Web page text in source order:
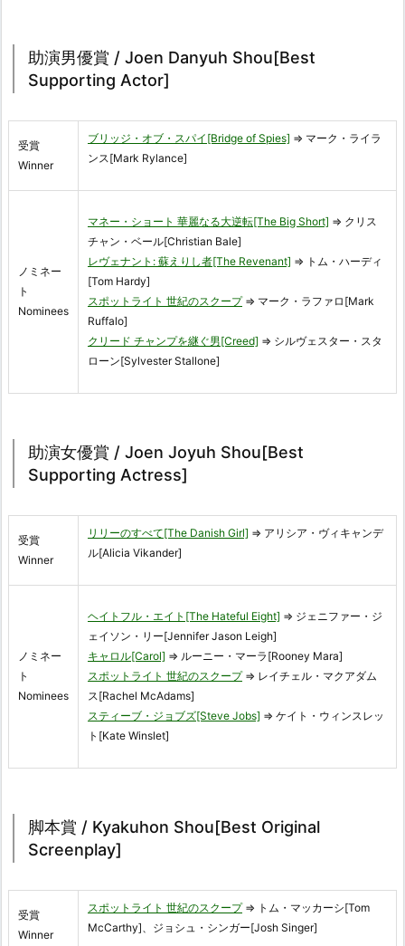
助演男優賞 / Joen Danyuh Shou[Best
Supporting Actor]
受賞
Winner
ブリッジ・オブ・スパイ[Bridge of Spies] ⇒ マーク・ライラ
ンス[Mark Rylance]
ノミネー
ト
Nominees
マネー・ショート 華麗なる大逆転[The Big Short] ⇒ クリス
チャン・ベール[Christian Bale]
レヴェナント: 蘇えりし者[The Revenant] ⇒ トム・ハーディ
[Tom Hardy]
スポットライト 世紀のスクープ⇒ マーク・ラファロ[Mark
Ruffalo]
クリード チャンプを継ぐ男[Creed] ⇒ シルヴェスター・スタ
ローン[Sylvester Stallone]
助演女優賞 / Joen Joyuh Shou[Best
Supporting Actress]
受賞
Winner
リリーのすべて[The Danish Girl] ⇒ アリシア・ヴィキャンデ
ル[Alicia Vikander]
ノミネー
ト
Nominees
ヘイトフル・エイト[The Hateful Eight] ⇒ ジェニファー・ジ
ェイソン・リー[Jennifer Jason Leigh]
キャロル[Carol] ⇒ ルーニー・マーラ[Rooney Mara]
スポットライト 世紀のスクープ⇒ レイチェル・マクアダム
ス[Rachel McAdams]
スティーブ・ジョブズ[Steve Jobs] ⇒ ケイト・ウィンスレッ
ト[Kate Winslet]
脚本賞 / Kyakuhon Shou[Best Original
Screenplay]
受賞
Winner
スポットライト 世紀のスクープ⇒ トム・マッカーシ[Tom
McCarthy]、ジョシュ・シンガー[Josh Singer]